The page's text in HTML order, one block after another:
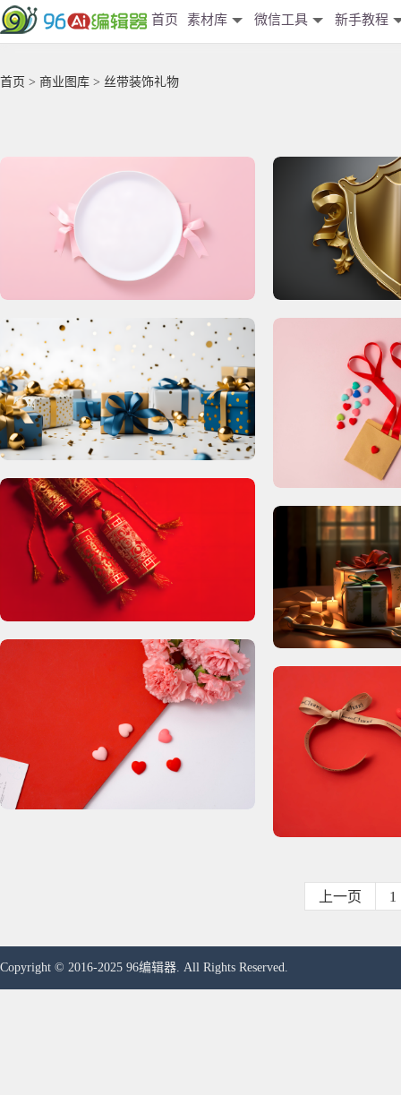
首页 素材库 微信工具 新手教程
首页 > 商业图库 > 丝带装饰礼物
上一页 1
Copyright © 2016-2025 96编辑器. All Rights Reserved.